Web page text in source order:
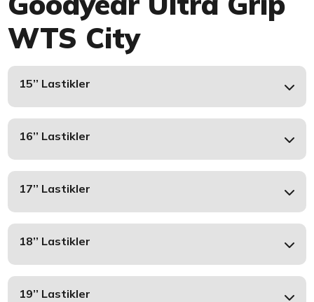
WTS City
15’’ Lastikler
16’’ Lastikler
17’’ Lastikler
18’’ Lastikler
19’’ Lastikler